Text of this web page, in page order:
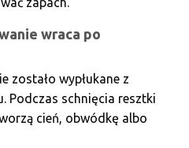
wraca po
zostało wypłukane z
Podczas schnięcia resztki
cień, obwódkę albo